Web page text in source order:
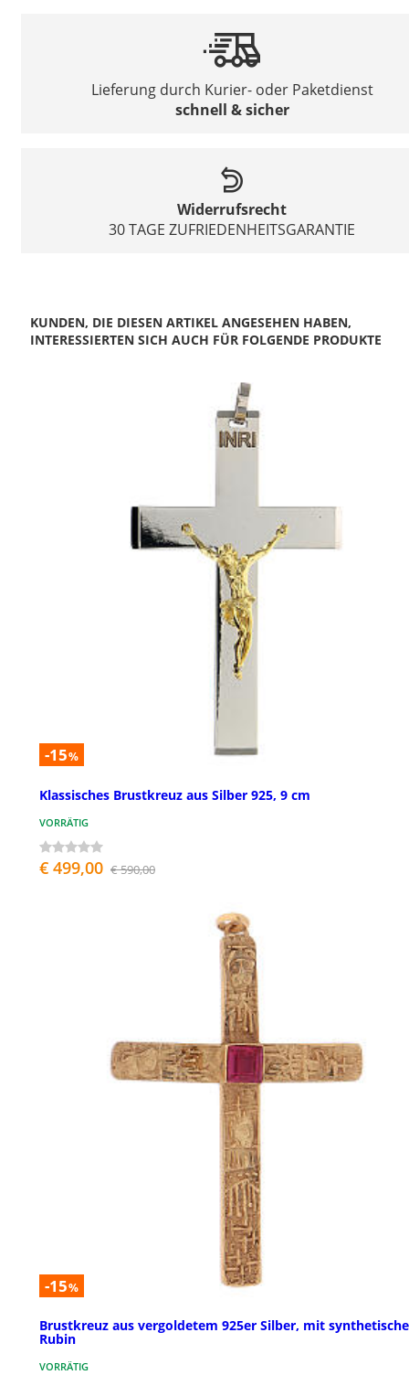
Lieferung durch Kurier- oder Paketdienst
schnell & sicher
Widerrufsrecht
30 TAGE ZUFRIEDENHEITSGARANTIE
KUNDEN, DIE DIESEN ARTIKEL ANGESEHEN HABEN,
INTERESSIERTEN SICH AUCH FÜR FOLGENDE PRODUKTE
-15%
Klassisches Brustkreuz aus Silber 925, 9 cm
VORRÄTIG
€ 499,00 € 590,00
-15%
Brustkreuz aus vergoldetem 925er Silber, mit
Rubin
VORRÄTIG